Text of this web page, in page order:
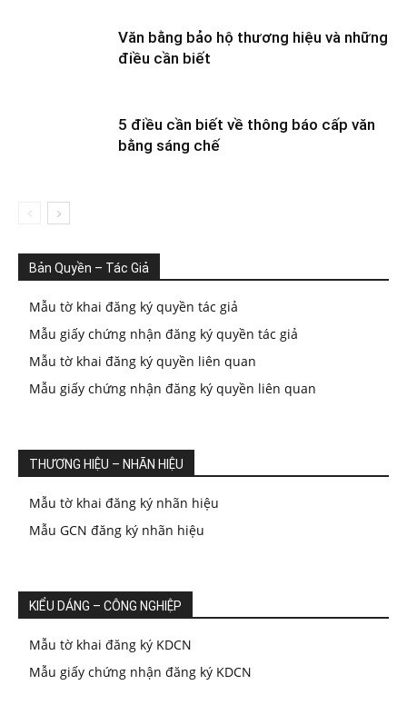
Văn bằng bảo hộ thương hiệu và những
điều cần biết
5 điều cần biết về thông báo cấp văn
bằng sáng chế
Bản Quyền – Tác Giả
Mẫu tờ khai đăng ký quyền tác giả
Mẫu giấy chứng nhận đăng ký quyền tác giả
Mẫu tờ khai đăng ký quyền liên quan
Mẫu giấy chứng nhận đăng ký quyền liên quan
THƯƠNG HIỆU – NHÃN HIỆU
Mẫu tờ khai đăng ký nhãn hiệu
Mẫu GCN đăng ký nhãn hiệu
KIỂU DÁNG – CÔNG NGHIỆP
Mẫu tờ khai đăng ký KDCN
Mẫu giấy chứng nhận đăng ký KDCN